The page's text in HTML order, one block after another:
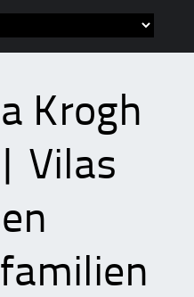
Krogh
Vilas